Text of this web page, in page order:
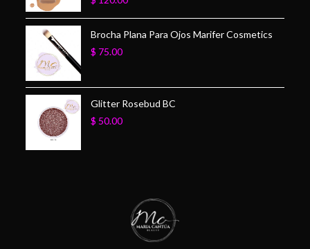
Brocha Plana Para Ojos Marifer Cosmetics
$ 75.00
Glitter Rosebud BC
$ 50.00